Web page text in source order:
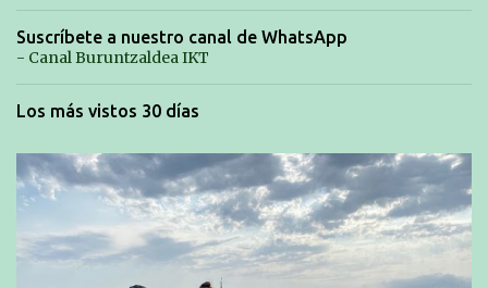
Suscríbete a nuestro canal de WhatsApp
- Canal Buruntzaldea IKT
Los más vistos 30 días